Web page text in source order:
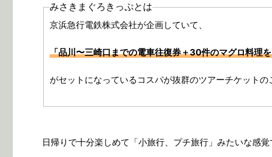
みさきまぐろきっぷとは
京浜急行電鉄株式会社が企画していて、
「品川〜三崎口までの電車往復券＋30件のマグロ料理
がセットになっているコスパが抜群のツアーチケットの
日帰りで十分楽しめて「小旅行、プチ旅行」みたいな感覚